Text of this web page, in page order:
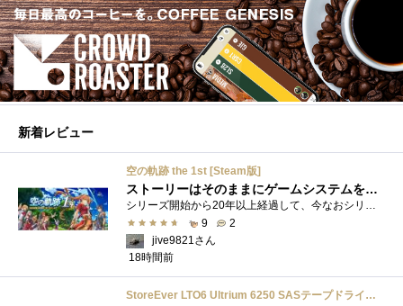
新着レビュー
空の軌跡 the 1st [Steam版]
ストーリーはそのままにゲームシステムを現代化
シリーズ開始から20年以上経過して、今なおシリーズの完結が見えてこない日本ファルコムのストーリーRPG、「英雄伝説軌跡シリーズ」。シリーズ...
9
2
jive9821さん
18時間前
StoreEver LTO6 Ultrium 6250 SASテープドライブ(内蔵型)